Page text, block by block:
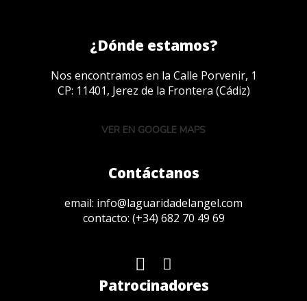
¿Dónde estamos?
Nos encontramos en la Calle Porvenir, 1
CP: 11401, Jerez de la Frontera (Cádiz)
VER EN GOOGLE MAPS
Contáctanos
email: info@laguaridadelangel.com
contacto: (+34) 682 70 49 69
Patrocinadores